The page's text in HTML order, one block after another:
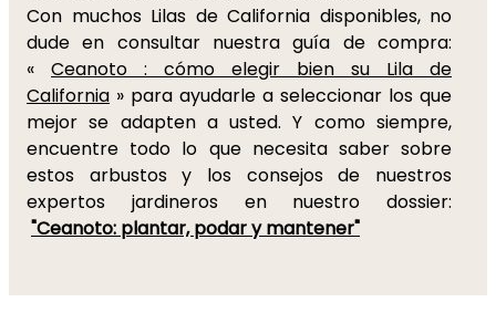
Con muchos Lilas de California disponibles, no
dude en consultar nuestra guía de compra:
« Ceanoto : cómo elegir bien su Lila de
California » para ayudarle a seleccionar los que
mejor se adapten a usted. Y como siempre,
encuentre todo lo que necesita saber sobre
estos arbustos y los consejos de nuestros
expertos jardineros en nuestro dossier:
"Ceanoto: plantar, podar y mantener"